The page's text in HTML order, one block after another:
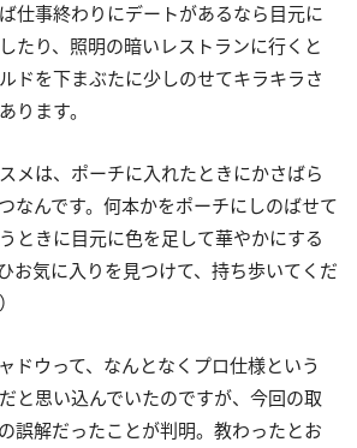
仕事終わりにデートがあるなら目元に
たり、照明の暗いレストランに行くと
ドを下まぶたに少しのせてキラキラさ
ります。
メは、ポーチに入れたときにかさばら
なんです。何本かをポーチにしのばせて
ときに目元に色を足して華やかにする
お気に入りを見つけて、持ち歩いてくだ
ドウって、なんとなくプロ仕様という
と思い込んでいたのですが、今回の取
誤解だったことが判明。教わったとお